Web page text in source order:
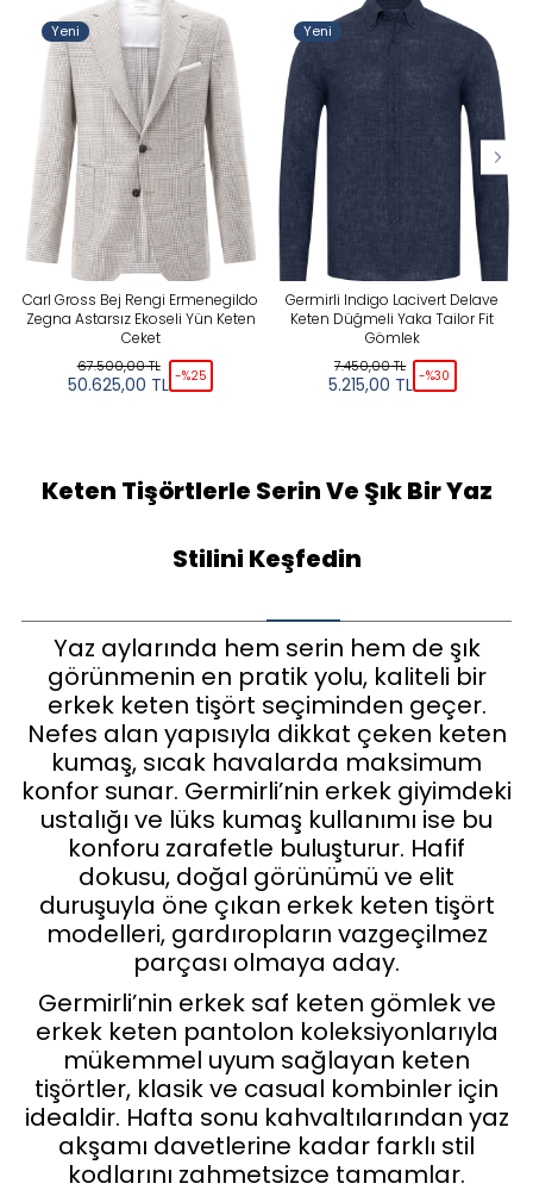
Yeni
Carl Gross Bej Rengi Ermenegildo
Zegna Astarsız Ekoseli Yün Keten
Ceket
67.500,00TL
50.625,00 TL -%25
Yeni
Germirli Indigo Lacivert Delave
Keten Düğmeli Yaka Tailor Fit
Gömlek
7.450,00TL
5.215,00 TL -%30
Keten Tişörtlerle Serin Ve Şık Bir Yaz
Stilini Keşfedin
Yaz aylarında hem serin hem de şık
görünmenin en pratik yolu, kaliteli bir
erkek keten tişört seçiminden geçer.
Nefes alan yapısıyla dikkat çeken keten
kumaş, sıcak havalarda maksimum
konfor sunar. Germirli’nin erkek giyimdeki
ustalığı ve lüks kumaş kullanımı ise bu
konforu zarafetle buluşturur. Hafif
dokusu, doğal görünümü ve elit
duruşuyla öne çıkan erkek keten tişört
modelleri, gardıropların vazgeçilmez
parçası olmaya aday.
Germirli’nin erkek saf keten gömlek ve
erkek keten pantolon koleksiyonlarıyla
mükemmel uyum sağlayan keten
tişörtler, klasik ve casual kombinler için
idealdir. Hafta sonu kahvaltılarından yaz
akşamı davetlerine kadar farklı stil
kodlarını zahmetsizce tamamlar.